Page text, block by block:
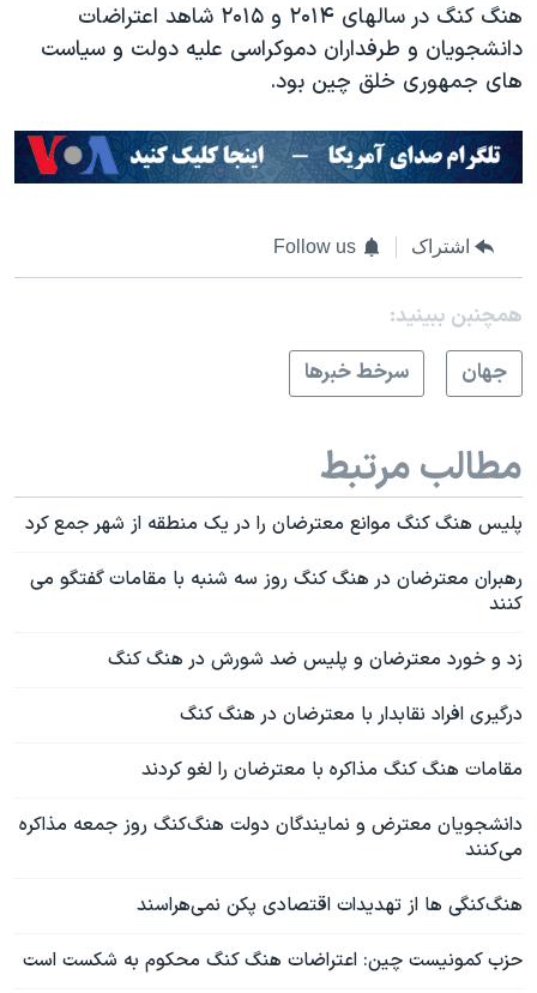
هنگ کنگ در سالهای ۲۰۱۴ و ۲۰۱۵ شاهد اعتراضات
دانشجویان و طرفداران دموکراسی علیه دولت و سیاست
های جمهوری خلق چین بود.
اشتراک Follow us
همچنبن ببینید:
جهان
سرخط خبرها
مطالب مرتبط
پلیس هنگ کنگ موانع معترضان را در یک منطقه از شهر جمع کرد
رهبران معترضان در هنگ کنگ روز سه شنبه با مقامات گفتگو می
کنند
زد و خورد معترضان و پلیس ضد شورش در هنگ کنگ
درگیری افراد نقابدار با معترضان در هنگ کنگ
مقامات هنگ کنگ مذاکره با معترضان را لغو کردند
دانشجویان معترض و نمایندگان دولت هنگ‌کنگ روز جمعه مذاکره
می‌کنند
هنگ‌کنگی ها از تهديدات اقتصادی پکن نمی‌هراسند
حزب کمونیست چین: اعتراضات هنگ کنگ محکوم به شکست است